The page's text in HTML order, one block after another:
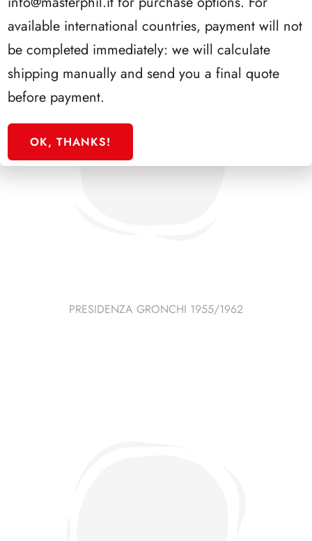
PRESIDENZA GRONCHI 1955/1962
available international countries, payment will not
be completed immediately: we will calculate
shipping manually and send you a final quote
before payment.
OK, THANKS!